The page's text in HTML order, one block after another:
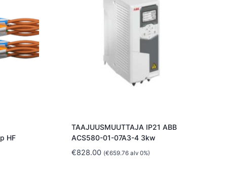
HF
TAAJUUSMUUTTAJA IP21 ABB
ACS580-01-07A3-4 3kw
€828.00 (€659.76 alv 0%)